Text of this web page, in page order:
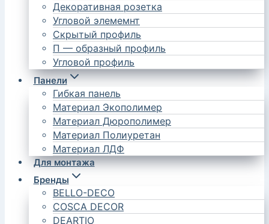
Декоративная розетка
Угловой элемемнт
Скрытый профиль
П — образный профиль
Угловой профиль
Панели
Гибкая панель
Материал Экополимер
Материал Дюрополимер
Материал Полиуретан
Материал ЛДФ
Для монтажа
Бренды
BELLO-DECO
COSCA DECOR
DEARTIO